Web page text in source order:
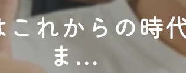
れからの時
ま...